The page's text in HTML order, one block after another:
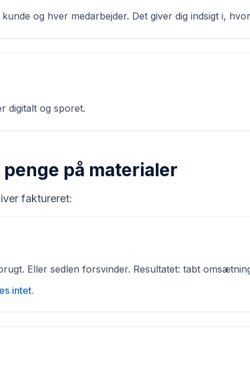
og hver medarbejder. Det giver dig indsigt i,
digitalt og sporet.
på materialer
faktureret:
Eller sedlen forsvinder. Resultatet: tabt
intet.